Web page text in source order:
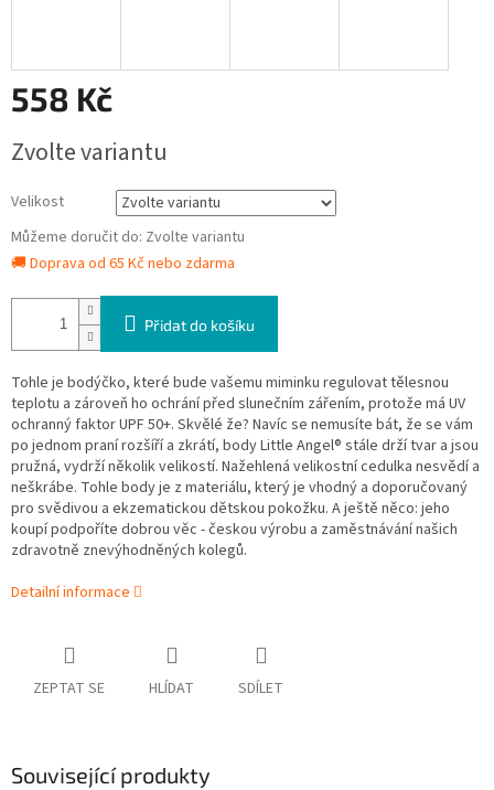
558 Kč
cena:
Zvolte variantu
Velikost
Můžeme doručit do: Zvolte variantu
🚚 Doprava od 65 Kč nebo zdarma
Přidat do košíku
Tohle je bodýčko, které bude vašemu miminku regulovat tělesnou
teplotu a zároveň ho ochrání před slunečním zářením, protože má UV
ochranný faktor UPF 50+. Skvělé že? Navíc se nemusíte bát, že se vám
po jednom praní rozšíří a zkrátí, body Little Angel® stále drží tvar a jsou
pružná, vydrží několik velikostí. Nažehlená velikostní cedulka nesvědí a
neškrábe. Tohle body je z materiálu, který je vhodný a doporučovaný
pro svědivou a ekzematickou dětskou pokožku. A ještě něco: jeho
koupí podpoříte dobrou věc - českou výrobu a zaměstnávání našich
zdravotně znevýhodněných kolegů.
Detailní informace
ZEPTAT SE HLÍDAT SDÍLET
Související produkty